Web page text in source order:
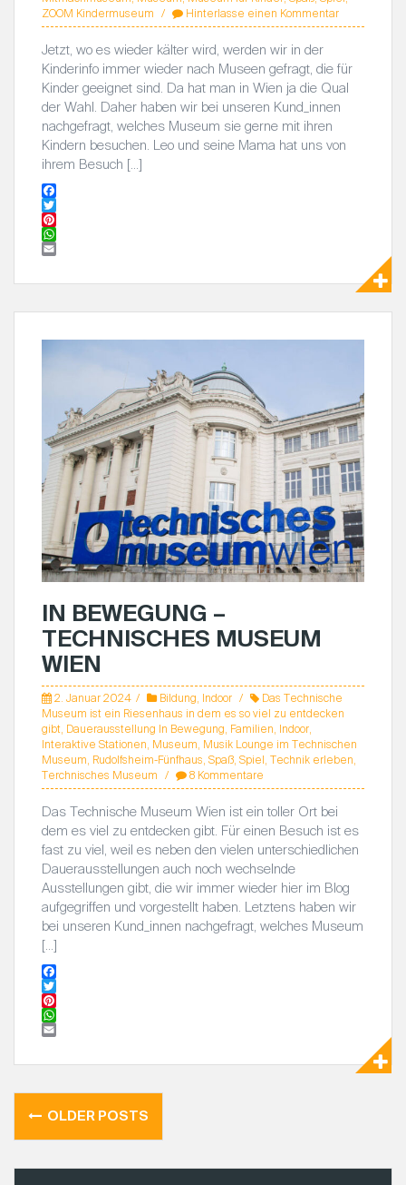
ZOOM Kindermuseum
Hinterlasse einen Kommentar
Jetzt, wo es wieder kälter wird, werden wir in der
Kinderinfo immer wieder nach Museen gefragt, die für
Kinder geeignet sind. Da hat man in Wien ja die Qual
der Wahl. Daher haben wir bei unseren Kund_innen
nachgefragt, welches Museum sie gerne mit ihren
Kindern besuchen. Leo und seine Mama hat uns von
ihrem Besuch […]
F
a
c
e
T
w
i
P
i
s
W
p
IN BEWEGUNG –
TECHNISCHES MUSEUM
WIEN
2. Januar 2024 Bildung, Indoor
Das Technische
Museum ist ein Riesenhaus in dem es so viel zu entdecken
gibt, Dauerausstellung In Bewegung, Familien, Indoor,
Interaktive Stationen, Museum, Musik Lounge im Technischen
Museum, Rudolfsheim-Fünfhaus, Spaß, Spiel, Technik erleben,
Terchnisches Museum
8 Kommentare
Das Technische Museum Wien ist ein toller Ort bei
dem es viel zu entdecken gibt. Für einen Besuch ist es
fast zu viel, weil es neben den vielen unterschiedlichen
Dauerausstellungen auch noch wechselnde
Ausstellungen gibt, die wir immer wieder hier im Blog
aufgegriffen und vorgestellt haben. Letztens haben wir
bei unseren Kund_innen nachgefragt, welches Museum
[…]
F
a
c
e
T
w
i
P
i
s
W
p
E
I
OLDER POSTS